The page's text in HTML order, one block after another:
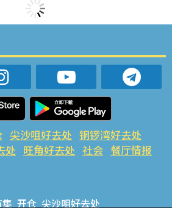
尖沙咀好去处 铜锣湾好去处
处 旺角好去处 社会 餐厅情报
开仓 尖沙咀好去处